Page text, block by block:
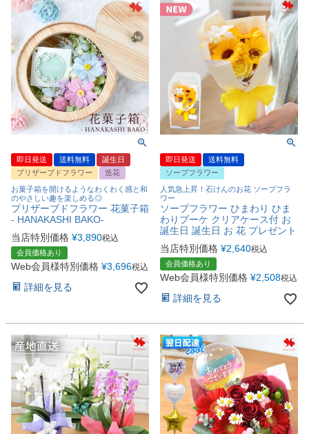
即日発送 送料無料
誕生日
プリザーブドフラワー
造花
お菓子箱を開けるようなわくわく感と和
のやさしい趣を楽しめる◎
プリザーブドフラワー 花菓子箱
- HANAKASHI BAKO-
当店特別価格 ¥3,890税込
会員価格あり
Web会員様特別価格 ¥3,696税込
詳細を見る
即日発送
送料無料
ソープフラワー
人気急上昇！石けんのお花 ソープフラ
ワー
ソープフラワー ひまわり ひま
わりブーケ クリアケース付 お
誕生日 誕生日 お 花 プレゼント
当店特別価格 ¥2,640税込
会員価格あり
Web会員様特別価格 ¥2,508税込
詳細を見る